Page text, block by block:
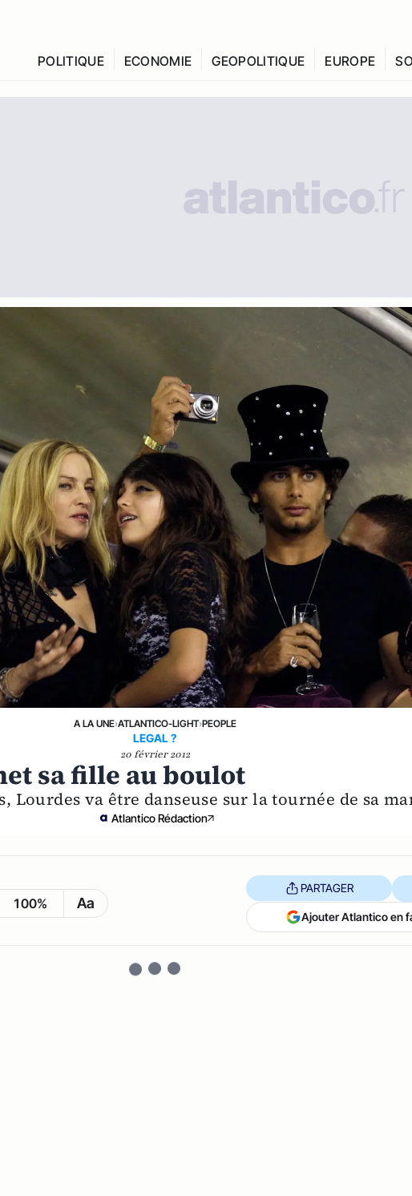
POLITIQUE ECONOMIE GEOPOLITIQUE EUROPE
A LA UNE›ATLANTICO-LIGHT›PEOPLE
LEGAL ?
20 février 2012
sa fille au boulot
Lourdes va être danseuse sur la tournée de sa
Atlantico Rédaction
100% Aa
PARTAGER
Ajouter Atlantico en